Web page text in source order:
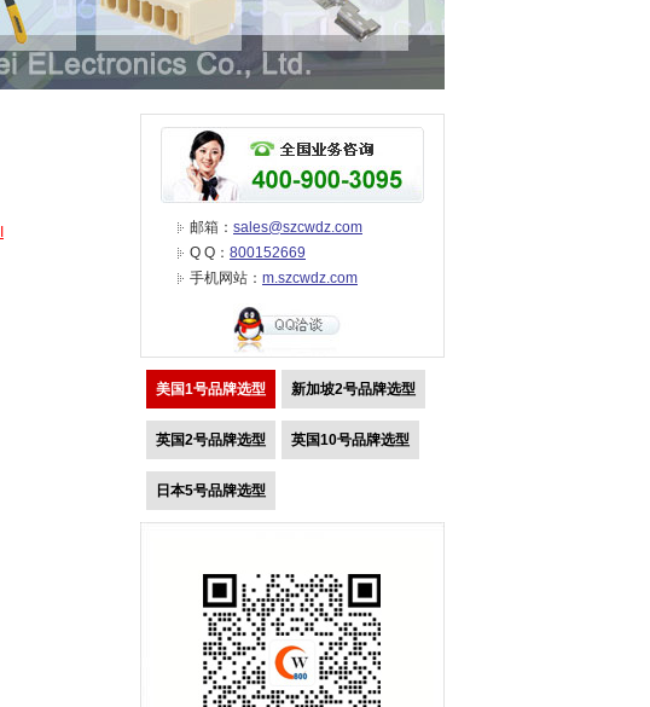
邮箱： sales@szcwdz.com
Q Q： 800152669
手机网站： m.szcwdz.com
美国1号品牌选型 新加坡2号品牌选型
英国2号品牌选型 英国10号品牌选型
日本5号品牌选型